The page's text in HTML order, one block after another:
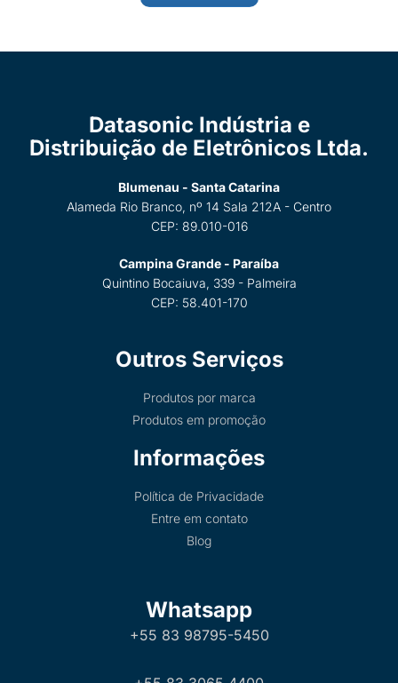
Datasonic Indústria e
Distribuição de Eletrônicos Ltda.
Blumenau - Santa Catarina
Alameda Rio Branco, nº 14 Sala 212A - Centro
CEP: 89.010-016
Campina Grande - Paraíba
Quintino Bocaiuva, 339 - Palmeira
CEP: 58.401-170
Outros Serviços
Produtos por marca
Produtos em promoção
Informações
Política de Privacidade
Entre em contato
Blog
Whatsapp
+55 83 98795-5450